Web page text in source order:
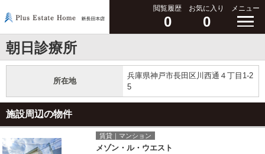
閲覧履歴
0
お気に入り
0
メニュー
朝日診療所
所在地
兵庫県神戸市長田区川西通４丁目1-2
5
施設周辺の物件
賃貸｜マンション
メゾン・ル・ウエスト